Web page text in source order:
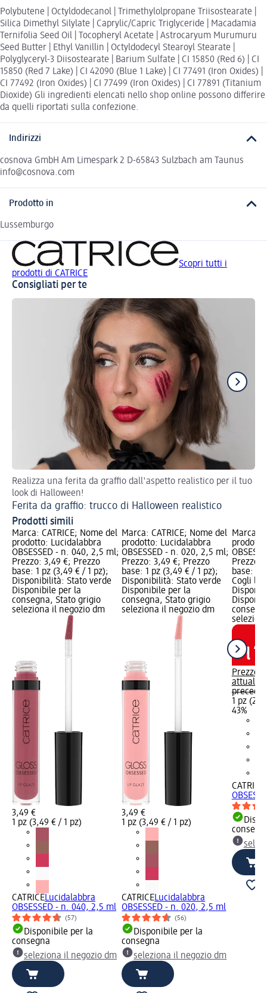
Polybutene | Octyldodecanol | Trimethylolpropane Triisostearate |
Silica Dimethyl Silylate | Caprylic/Capric Triglyceride | Macadamia
Ternifolia Seed Oil | Tocopheryl Acetate | Astrocaryum Murumuru
Seed Butter | Ethyl Vanillin | Octyldodecyl Stearoyl Stearate |
Polyglyceryl-3 Diisostearate | Barium Sulfate | CI 15850 (Red 6) | CI
15850 (Red 7 Lake) | CI 42090 (Blue 1 Lake) | CI 77491 (Iron Oxides) |
CI 77492 (Iron Oxides) | CI 77499 (Iron Oxides) | CI 77891 (Titanium
Dioxide) Gli ingredienti elencati nello shop online possono differire
da quelli riportati sulla confezione.
Indirizzi
cosnova GmbH Am Limespark 2 D-65843 Sulzbach am Taunus
info@cosnova.com
Prodotto in
Lussemburgo
Scopri tutti i
prodotti di CATRICE
Consigliati per te
Realizza una ferita da graffio dall'aspetto realistico per il tuo
look di Halloween!
Ferita da graffio: trucco di Halloween realistico
Prodotti simili
Marca: CATRICE; Nome del
prodotto: Lucidalabbra
OBSESSED - n. 040, 2,5 ml;
Prezzo: 3,49 €; Prezzo
base: 1 pz (3,49 € / 1 pz);
Disponibilità: Stato verde
Disponibile per la
consegna, Stato grigio
seleziona il negozio dm
3,49 €
1 pz (3,49 € / 1 pz)
CATRICELucidalabbra
OBSESSED - n. 040, 2,5 ml
(57)
Disponibile per la
consegna
seleziona il negozio dm
Marca: CATRICE; Nome del
prodotto: Lucidalabbra
OBSESSED - n. 020, 2,5 ml;
Prezzo: 3,49 €; Prezzo
base: 1 pz (3,49 € / 1 pz);
Disponibilità: Stato verde
Disponibile per la
consegna, Stato grigio
seleziona il negozio dm
3,49 €
1 pz (3,49 € / 1 pz)
CATRICELucidalabbra
OBSESSED - n. 020, 2,5 ml
(56)
Disponibile per la
consegna
seleziona il negozio dm
Marca:
Prezzo:
base: 1
Cogli
Prezzo
attuale:
1 pz
43%
CATRICE